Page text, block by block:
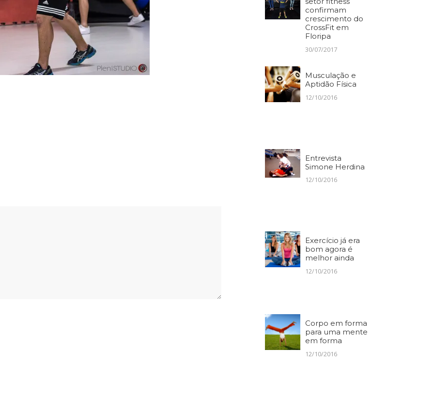
confirmam
crescimento do
CrossFit em
Floripa
30/07/2017
Musculação e
Aptidão Física
12/10/2016
Entrevista
Simone Herdina
12/10/2016
Exercício já era
bom agora é
melhor ainda
12/10/2016
Corpo em forma
para uma mente
em forma
12/10/2016